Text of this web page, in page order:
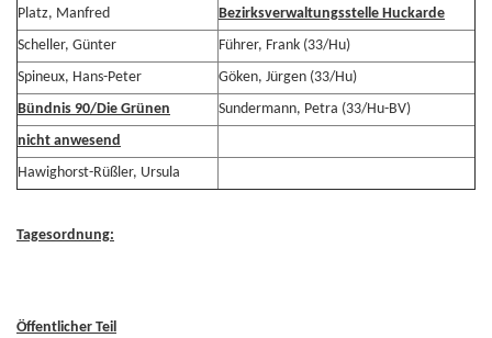
Platz, Manfred
Bezirksverwaltungsstelle Huckarde
Scheller, Günter
Führer, Frank (33/Hu)
Spineux, Hans-Peter
Göken, Jürgen (33/Hu)
Bündnis 90/Die Grünen
Sundermann, Petra (33/Hu-BV)
nicht anwesend
Hawighorst-Rüßler, Ursula
Tagesordnung:
Öffentlicher Teil